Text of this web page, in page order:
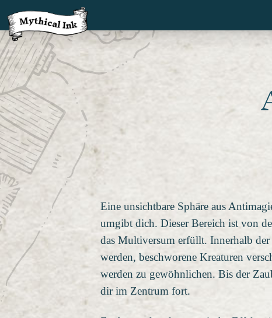
Eine unsichtbare Sphäre aus
umgibt dich. Dieser Bereich ist von
das Multiversum erfüllt. Innerhalb
werden, beschworene Kreaturen
werden zu gewöhnlichen. Bis der
dir im Zentrum fort.